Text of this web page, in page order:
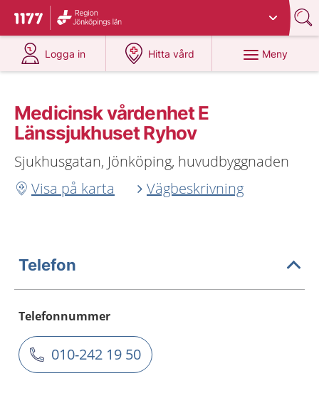
Till startsidan för 1177
Du har valt region
Logga in
på 1177.se
Hitta vård
på 1177.se
Meny
Medicinsk vårdenhet E
Länssjukhuset Ryhov
Sjukhusgatan, Jönköping, huvudbyggnaden
Visa på karta
Vägbeskrivning
Telefon
Telefonnummer
010-242 19 50